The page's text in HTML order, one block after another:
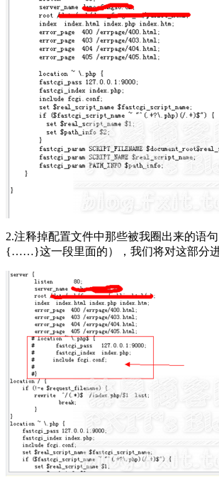
2.注释掉配置文件中那些被我圈出来的语句
{……}这一段里面的），我们将对这部分进